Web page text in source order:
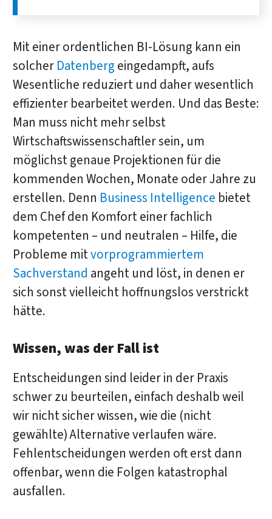
Mit einer ordentlichen BI-Lösung kann ein
solcher Datenberg eingedampft, aufs
Wesentliche reduziert und daher wesentlich
effizienter bearbeitet werden. Und das Beste:
Man muss nicht mehr selbst
Wirtschaftswissenschaftler sein, um
möglichst genaue Projektionen für die
kommenden Wochen, Monate oder Jahre zu
erstellen. Denn Business Intelligence bietet
dem Chef den Komfort einer fachlich
kompetenten – und neutralen – Hilfe, die
Probleme mitvorprogrammiertem
Sachverstand angeht und löst, in denen er
sich sonst vielleicht hoffnungslos verstrickt
hätte.
Wissen, was der Fall ist
Entscheidungen sind leider in der Praxis
schwer zu beurteilen, einfach deshalb weil
wir nicht sicher wissen, wie die (nicht
gewählte) Alternative verlaufen wäre.
Fehlentscheidungen werden oft erst dann
offenbar, wenn die Folgen katastrophal
ausfallen.